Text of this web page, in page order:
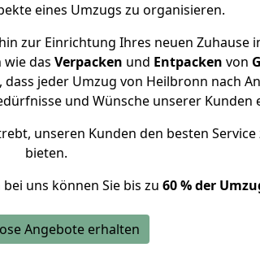
eines Umzugs zu organisieren.
zur Einrichtung Ihres neuen Zuhause
das Verpacken und Entpacken von
jeder Umzug von Heilbronn nach
und Wünsche unserer Kunden
unseren Kunden den besten Service
bieten.
uns können Sie bis zu 60 % der
Angebote erhalten